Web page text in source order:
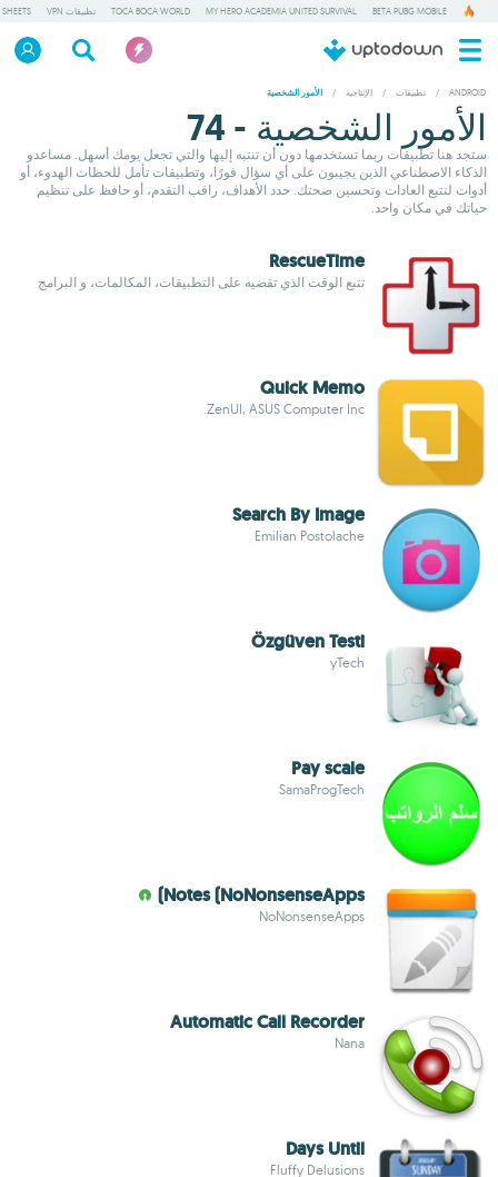
BETA PUBG MOBILE
MY HERO ACADEMIA UNITED SURVIVAL
TOCA BOCA WORLD تطبيقات VPN
ANDROID
/ تطبيقات / الإنتاجية / الأمور الشخصية
الأمور الشخصية - 74
ستجد هنا تطبيقات ربما تستخدمها دون أن تنتبه إليها والتي تجعل يومك أسهل. مساعدو
الذكاء الاصطناعي الذين يجيبون على أي سؤال فورًا، وتطبيقات تأمل للحظات الهدوء، أو
أدوات لتتبع العادات وتحسين صحتك. حدد الأهداف، راقب التقدم، أو حافظ على تنظيم
حياتك في مكان واحد.
RescueTime
تتبع الوقت الذي تقضيه على التطبيقات، المكالمات، و البرامج
Quick Memo
ZenUI, ASUS Computer Inc.
Search By Image
Emilian Postolache
Özgüven Testi
yTech
Pay scale
SamaProgTech
Notes (NoNonsenseApps)
NoNonsenseApps
Automatic Call Recorder
Nana
Days Until
Fluffy Delusions